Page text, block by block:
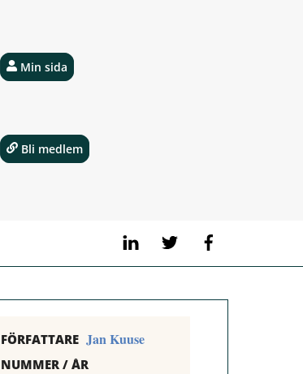
LinkedIn Twitter
Min sida
Bli medlem
FÖRFATTARE Jan Kuuse
NUMMER / ÅR